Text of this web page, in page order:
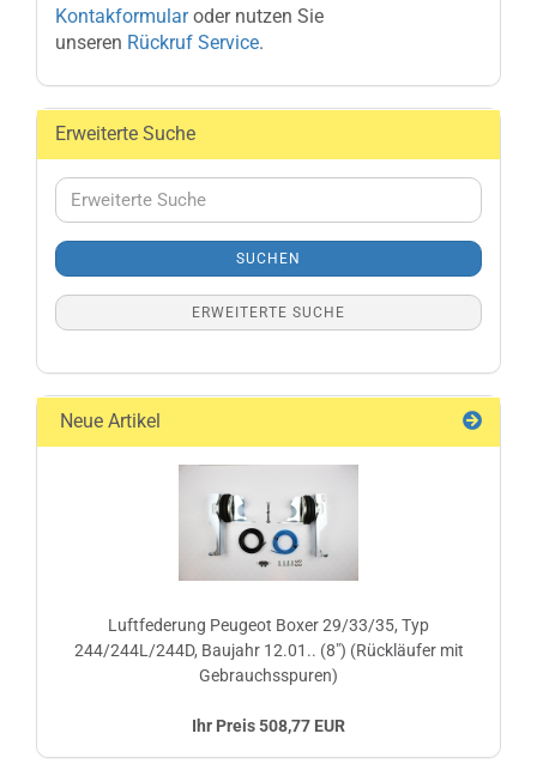
Kontakformularoder nutzen Sie
unseren Rückruf Service.
Erweiterte Suche
Erweiterte
Suche
SUCHEN
ERWEITERTE SUCHE
Neue Artikel
Luftfederung Peugeot Boxer 29/33/35, Typ
244/244L/244D, Baujahr 12.01.. (8") (Rückläufer mit
Gebrauchsspuren)
Ihr Preis 508,77 EUR